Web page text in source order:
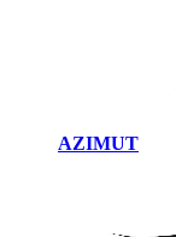
AZIMUT